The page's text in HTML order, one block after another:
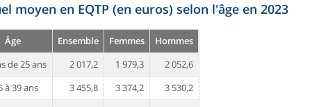
moyen en EQTP (en euros) selon l'âge en 2023
Âge Ensemble Femmes
Hommes
de 25 ans
2 017,2 1 979,3
2 052,6
à 39 ans
3 455,8 3 374,2
3 530,2